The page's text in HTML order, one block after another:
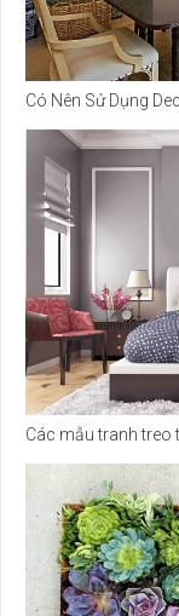
Có Nên Sử Dụng
Các mẫu tranh treo